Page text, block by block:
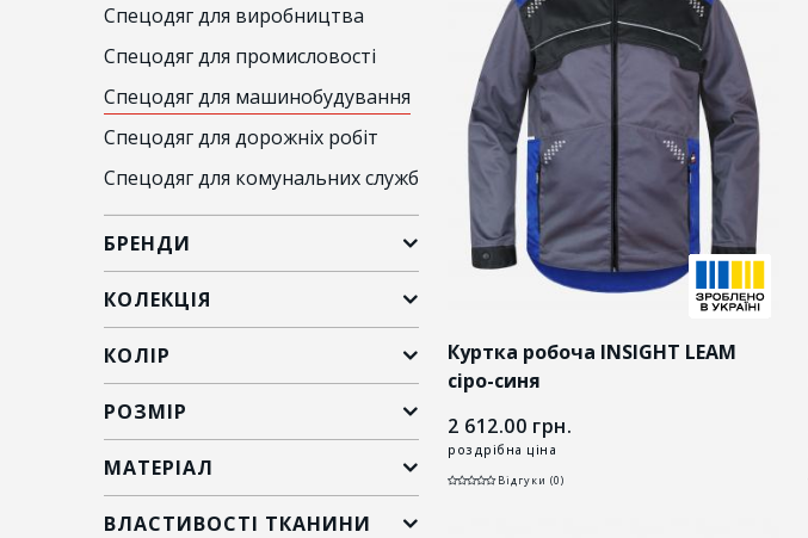
Спецодяг для виробництва
Спецодяг для промисловості
Спецодяг для машинобудування
Спецодяг для дорожніх робіт
Спецодяг для комунальних служб
БРЕНДИ
КОЛЕКЦІЯ
КОЛІР
РОЗМІР
МАТЕРІАЛ
ВЛАСТИВОСТІ ТКАНИНИ
Куртка робоча INSIGHT LEAM
сіро-синя
2 612.00 грн.
роздрібна ціна
Відгуки (0)